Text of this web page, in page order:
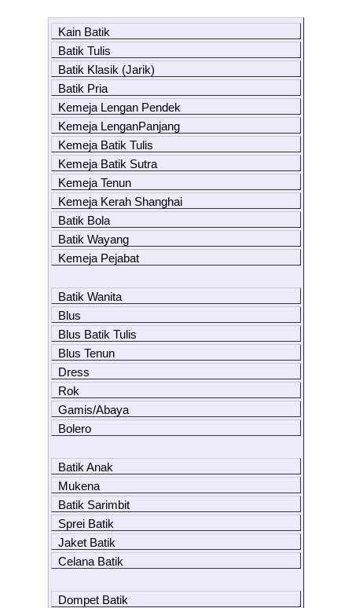
Kain Batik
Batik Tulis
Batik Klasik (Jarik)
Batik Pria
Kemeja Lengan Pendek
Kemeja LenganPanjang
Kemeja Batik Tulis
Kemeja Batik Sutra
Kemeja Tenun
Kemeja Kerah Shanghai
Batik Bola
Batik Wayang
Kemeja Pejabat
Batik Wanita
Blus
Blus Batik Tulis
Blus Tenun
Dress
Rok
Gamis/Abaya
Bolero
Batik Anak
Mukena
Batik Sarimbit
Sprei Batik
Jaket Batik
Celana Batik
Dompet Batik